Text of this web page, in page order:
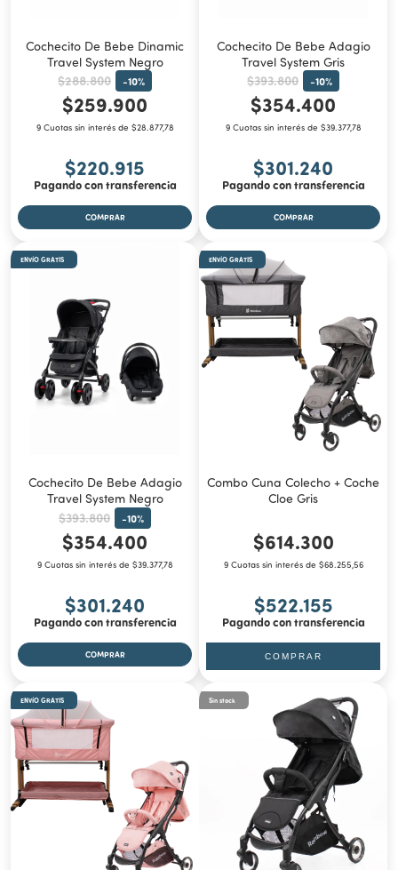
Cochecito De Bebe Dinamic
Travel System Negro
$288.800 -10%
$259.900
9 Cuotas sin interés de $28.877,78
$220.915
Pagando con transferencia
Cochecito De Bebe Adagio
Travel System Gris
$393.800 -10%
$354.400
9 Cuotas sin interés de $39.377,78
$301.240
Pagando con transferencia
ENVÍO GRATIS
Cochecito De Bebe Adagio
Travel System Negro
$393.800 -10%
$354.400
9 Cuotas sin interés de $39.377,78
$301.240
Pagando con transferencia
ENVÍO GRATIS
Combo Cuna Colecho + Coche
Cloe Gris
$614.300
9 Cuotas sin interés de $68.255,56
$522.155
Pagando con transferencia
COMPRAR
ENVÍO GRATIS Sin stock